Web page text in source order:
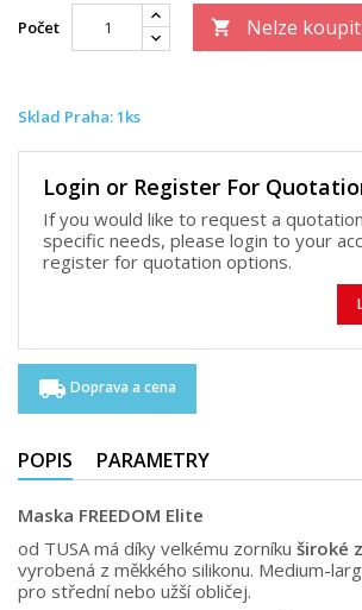
Počet  Nelze koupit
Sklad Praha: 1ks
Login or Register For
If you would like to request a
specific needs, please login to your
register for quotation options.
local_shipping Doprava a cena
POPIS PARAMETRY
Maska FREEDOM Elite
od TUSA má díky velkému zorníku široké
vyrobená z měkkého silikonu. Medium-
pro střední nebo užší obličej.